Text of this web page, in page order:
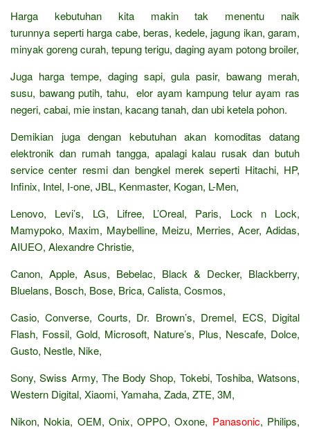
Harga kebutuhan kita makin tak menentu naik
turunnya seperti harga cabe, beras, kedele, jagung ikan, garam,
minyak goreng curah, tepung terigu, daging ayam potong broiler,
Juga harga tempe, daging sapi, gula pasir, bawang merah,
susu, bawang putih, tahu, elor ayam kampung telur ayam ras
negeri, cabai, mie instan, kacang tanah, dan ubi ketela pohon.
Demikian juga dengan kebutuhan akan komoditas datang
elektronik dan rumah tangga, apalagi kalau rusak dan butuh
service center resmi dan bengkel merek seperti Hitachi, HP,
Infinix, Intel, I-one, JBL, Kenmaster, Kogan, L-Men,
Lenovo, Levi’s, LG, Lifree, L’Oreal, Paris, Lock n Lock,
Mamypoko, Maxim, Maybelline, Meizu, Merries, Acer, Adidas,
AIUEO, Alexandre Christie,
Canon, Apple, Asus, Bebelac, Black & Decker, Blackberry,
Bluelans, Bosch, Bose, Brica, Calista, Cosmos,
Casio, Converse, Courts, Dr. Brown’s, Dremel, ECS, Digital
Flash, Fossil, Gold, Microsoft, Nature’s, Plus, Nescafe, Dolce,
Gusto, Nestle, Nike,
Sony, Swiss Army, The Body Shop, Tokebi, Toshiba, Watsons,
Western Digital, Xiaomi, Yamaha, Zada, ZTE, 3M,
Nikon, Nokia, OEM, Onix, OPPO, Oxone, Panasonic, Philips,